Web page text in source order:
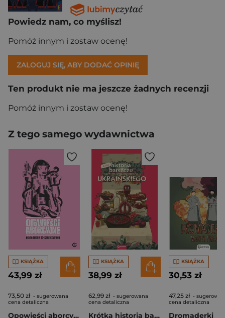
Powiedz nam, co myślisz!
Pomóż innym i zostaw ocenę!
ZALOGUJ SIĘ, ABY DODAĆ OPINIĘ
Ten produkt nie ma jeszcze żadnych recenzji
Pomóż innym i zostaw ocenę!
Z tego samego wydawnictwa
KSIĄŻKA
43,99 zł
73,50 zł - sugerowana
cena detaliczna
Opowieści aborcyjne
KSIĄŻKA
38,99 zł
62,99 zł - sugerowana
cena detaliczna
Krótka historia barszczu ukraińskiego
KSIĄŻKA
30,53 zł
47,25 zł -
cena detaliczna
Dromaderki